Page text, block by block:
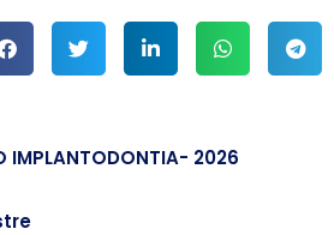
IMPLANTODONTIA- 2026